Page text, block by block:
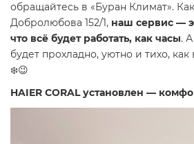
обращайтесь в «Буран Климат».
Добролюбова 152/1, наш сервис —
что всё будет работать, как часы.
будет прохладно, уютно и тихо,
❄️😉
HAIER CORAL установлен —